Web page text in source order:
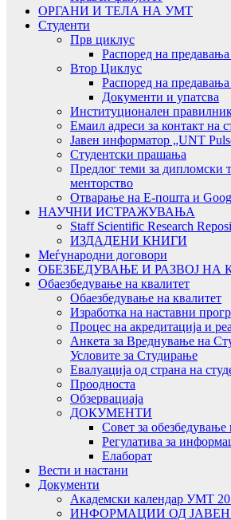
ОРГАНИ И ТЕЛА НА УМТ
Студенти
Прв циклус
Распоред на
Втор Циклус
Распоред на
Документи и упатсва
Институционален
Емаил адреси за контакт на
Јавен информатор „UNT
Студентски прашања
Предлог теми за дипломски
менторство
Отварање на Е-пошта и
НАУЧНИ ИСТРАЖУВАЊА
Staff Scientific Research
ИЗДАДЕНИ КНИГИ
Меѓународни договори
ОБЕЗБЕДУВАЊЕ И РАЗВОЈ НА
Обаезбедување на квалитет
Обаезбедување на квалитет
Изработка на наставни
Процес на акредитација и
Анкета за Вреднување на
Условите за Студирање
Евалуација од страна на
Проодноста
Обзервациаја
ДОКУМЕНТИ
Совет за обезбедување
Регулатива за
Елаборат
Вести и настани
Документи
Академски календар УМТ
ИНФОРМАЦИИ ОД ЈАВЕН